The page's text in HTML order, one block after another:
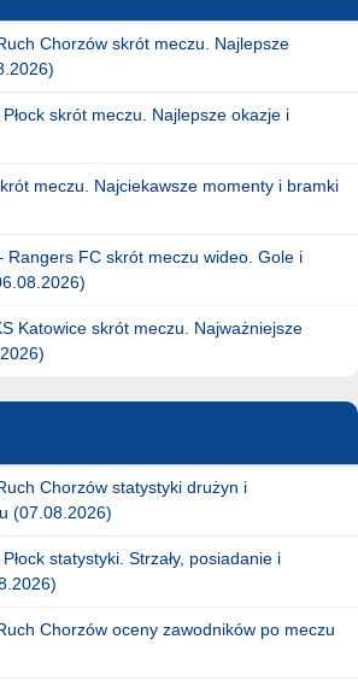
Chorzów skrót meczu. Najlepsze
Płock skrót meczu. Najlepsze okazje i
meczu. Najciekawsze momenty i bramki
Rangers FC skrót meczu wideo. Gole i
Katowice skrót meczu. Najważniejsze
Chorzów statystyki drużyn i
(07.08.2026)
statystyki. Strzały, posiadanie i
Chorzów oceny zawodników po meczu